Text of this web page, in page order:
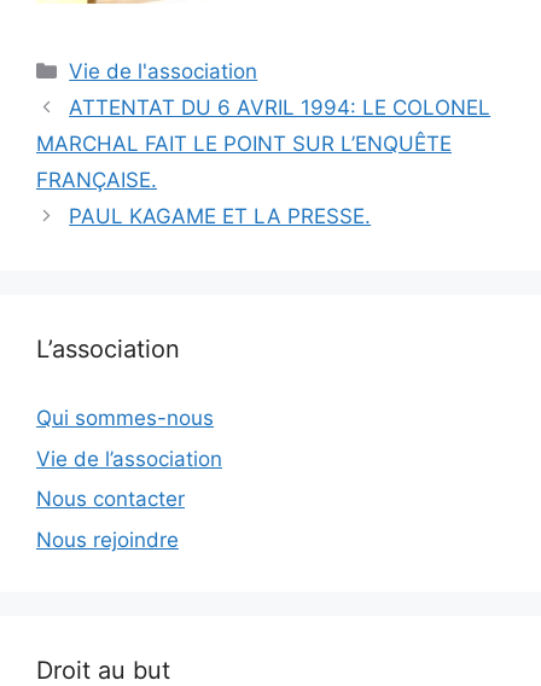
Catégories
Vie de l'association
ATTENTAT DU 6 AVRIL 1994: LE COLONEL
MARCHAL FAIT LE POINT SUR L’ENQUÊTE
FRANÇAISE.
PAUL KAGAME ET LA PRESSE.
L’association
Qui sommes-nous
Vie de l’association
Nous contacter
Nous rejoindre
Droit au but